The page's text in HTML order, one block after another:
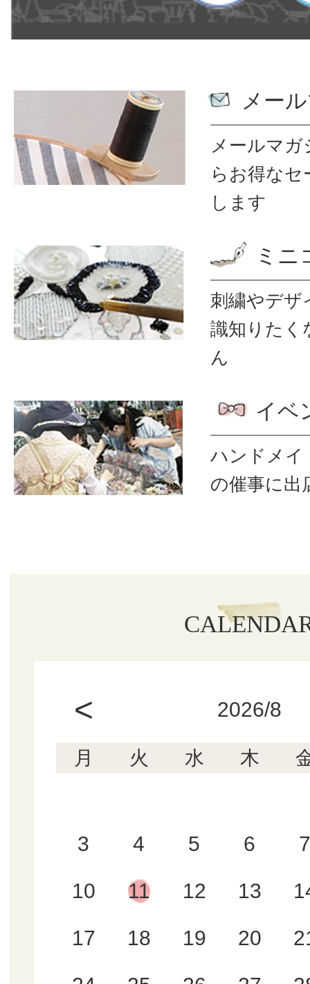
メー
メールマ
ら お得なセ
します
ミニ
刺繍やデザ
識知りたく
ん
イベ
ハンドメイ
の催事に出
< 2026/8
月 火 水 木
3 4 5 6 7
10 11 12 13
17 18 19 20